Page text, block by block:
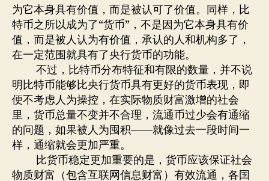
为它本身具有价值，而是被认可了价值。同样，比
特币之所以成为了“货币”，不是因为它本身具有价
值，而是被人认为有价值，承认的人和机构多了，
在一定范围就具有了央行货币的功能。
不过，比特币分布特征和有限的数量，并不说
明比特币能够比央行货币具有更好的货币表现，即
便不考虑人为操控，在实际物质财富激增的社会
里，货币总量不变并不合理，流通币过少会有通缩
的问题，如果被人为囤积——就像过去一段时间一
样，通缩就会更加严重。
比货币稳定更加重要的是，货币应该保证社会
物质财富（包含互联网信息财富）有效流通，各国